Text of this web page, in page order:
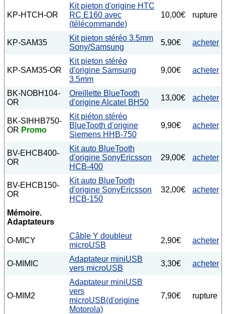
KP-HTCH-OR
Kit pieton d'origine HTC
RC E160 avec
(télécommande)
10,00€ rupture
KP-SAM35
Kit pieton stéréo 3.5mm
Sony/Samsung
5,90€ acheter
KP-SAM35-OR
Kit pieton stéréo
d'origine Samsung
3.5mm
9,00€ acheter
BK-NOBH104-
OR
Oreillette BlueTooth
d'origine Alcatel BH50
13,00€ acheter
BK-SIHHB750-
OR Promo
Kit piéton stéréo
BlueTooth d'origine
Siemens HHB-750
9,90€ acheter
BV-EHCB400-
OR
Kit auto BlueTooth
d'origine SonyEricsson
HCB-400
29,00€ acheter
BV-EHCB150-
OR
Kit auto BlueTooth
d'origine SonyEricsson
HCB-150
32,00€ acheter
Mémoire.
Adaptateurs
O-MICY
Câble Y doubleur
microUSB
2,90€ acheter
O-MIMIC
Adaptateur miniUSB
vers microUSB
3,30€ acheter
O-MIM2
Adaptateur miniUSB
vers
microUSB(d'origine
Motorola)
7,90€ rupture